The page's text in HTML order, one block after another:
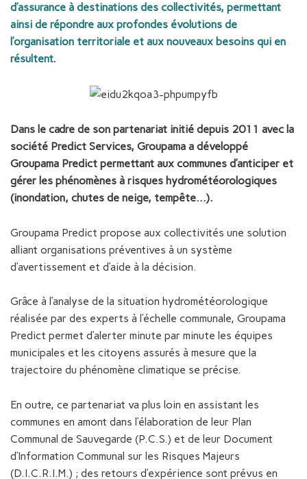
d’assurance à destinations des collectivités, permettant
ainsi de répondre aux profondes évolutions de
l’organisation territoriale et aux nouveaux besoins qui en
résultent.
Dans le cadre de son partenariat initié depuis 2011 avec la
société Predict Services, Groupama a développé
Groupama Predict permettant aux communes d’anticiper et
gérer les phénomènes à risques hydrométéorologiques
(inondation, chutes de neige, tempête…).
Groupama Predict propose aux collectivités une solution
alliant organisations préventives à un système
d’avertissement et d’aide à la décision.
Grâce à l’analyse de la situation hydrométéorologique
réalisée par des experts à l’échelle communale, Groupama
Predict permet d’alerter minute par minute les équipes
municipales et les citoyens assurés à mesure que la
trajectoire du phénomène climatique se précise.
En outre, ce partenariat va plus loin en assistant les
communes en amont dans l’élaboration de leur Plan
Communal de Sauvegarde (P.C.S.) et de leur Document
d’Information Communal sur les Risques Majeurs
(D.I.C.R.I.M.) ; des retours d’expérience sont prévus en